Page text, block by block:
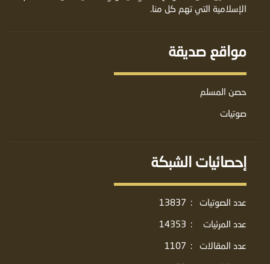
الإسلامية التي تهم كل منا.
مواقع صديقة
حصن المسلم
صوتيات
إحصائيات الشبكة
عدد الصوتيات :
13837
عدد المرئيات
:
14353
عدد المقالات
:
1107